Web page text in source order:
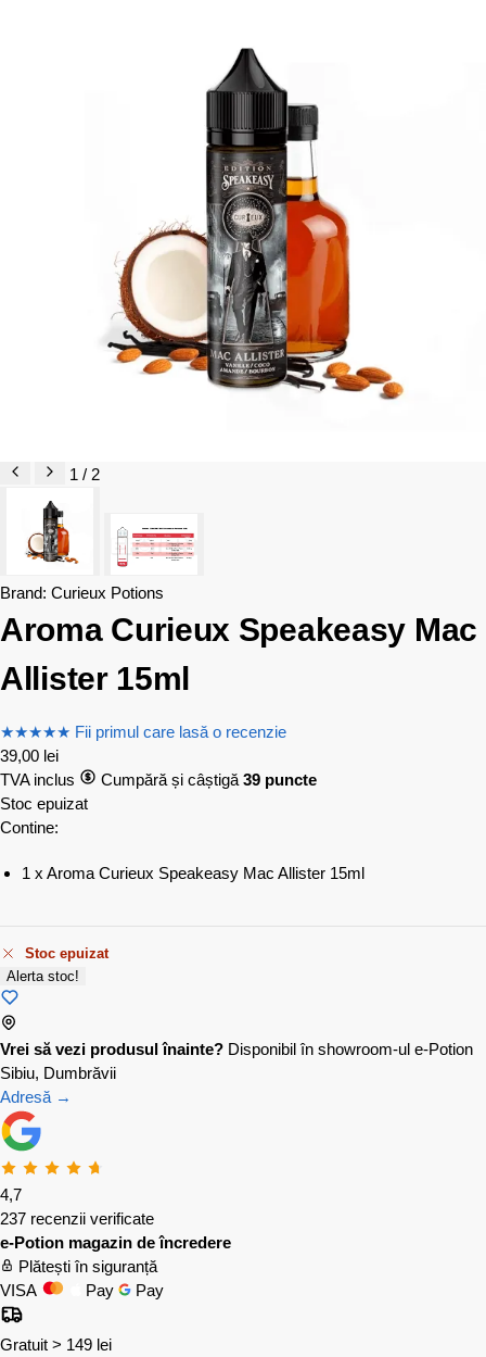
1 / 2
Brand: Curieux Potions
Aroma Curieux Speakeasy Mac
Allister 15ml
★★★★★ Fii primul care lasă o recenzie
39,00 lei
TVA inclus
Cumpără și câștigă 39 puncte
Stoc epuizat
Contine:
1 x Aroma Curieux Speakeasy Mac Allister 15ml
Stoc epuizat
Alerta stoc!
Vrei să vezi produsul înainte? Disponibil în showroom-ul e-Potion
Sibiu, Dumbrăvii
Adresă →
4,7
237 recenzii verificate
e-Potion magazin de încredere
Plătești în siguranță
VISA
Pay Pay
Gratuit > 149 lei